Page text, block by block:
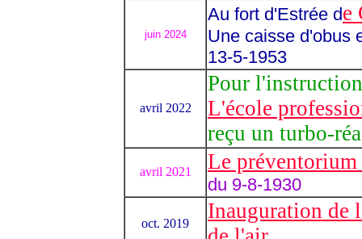
juin 2024
Au fort d'Estrée de
Une caisse d'obus
13-5-1953
avril 2022
Pour
L'école
reçu un turbo-
avril 2021 Le
du 9-8-1930
oct. 2019
Inauguration de